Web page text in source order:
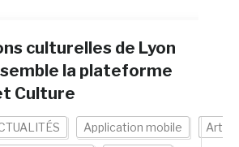
culturelles de Lyon
la plateforme
Culture
Application mobile Art